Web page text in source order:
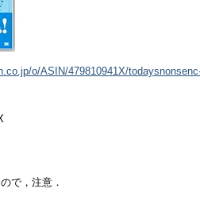
o/ASIN/479810941X/
で，注意．